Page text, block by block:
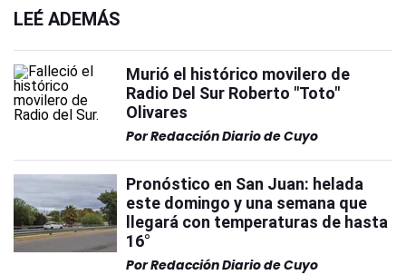
LEÉ ADEMÁS
Murió el histórico movilero de
Radio Del Sur Roberto "Toto"
Olivares
PorRedacción Diario de Cuyo
Pronóstico en San Juan: helada
este domingo y una semana que
llegará con temperaturas de hasta
16°
PorRedacción Diario de Cuyo